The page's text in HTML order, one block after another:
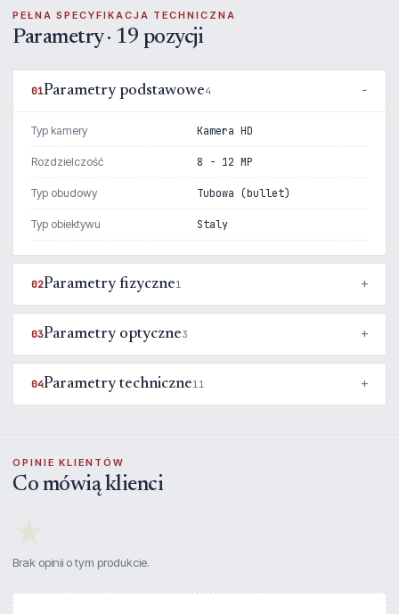
PEŁNA SPECYFIKACJA TECHNICZNA
Parametry · 19 pozycji
01Parametry podstawowe4
Typ kamery Kamera HD
Rozdzielczość 8 - 12 MP
Typ obudowy Tubowa (bullet)
Typ obiektywu Staly
02Parametry fizyczne1
03Parametry optyczne3
04Parametry techniczne11
OPINIE KLIENTÓW
Co mówią klienci
Brak opinii o tym produkcie.